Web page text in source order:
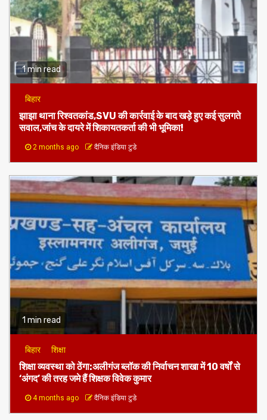
1 min read
बिहार
झाझा थाना रिश्वतकांड,SVU की कार्रवाई के बाद खड़े हुए कई सुलगते
सवाल,जांच के दायरे में शिकायतकर्ता की भी भूमिका!
2 months ago दैनिक इंडिया टुडे
1 min read
बिहार शिक्षा
शिक्षा व्यवस्था को ठेंगा:अलीगंज ब्लॉक की निर्वाचन शाखा में 10 वर्षों से
‘अंगद’ की तरह जमे हैं शिक्षक विवेक कुमार
4 months ago दैनिक इंडिया टुडे